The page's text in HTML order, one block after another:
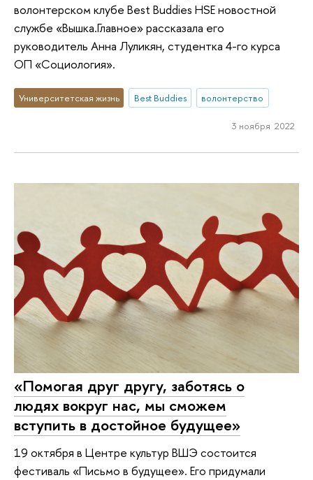
волонтерском клубе Best Buddies HSE новостной
службе «Вышка.Главное» рассказала его
руководитель Анна Луликян, студентка 4-го курса
ОП «Социология».
Университетская жизнь Best Buddies волонтерство
3 ноября 2022
«Помогая друг другу, заботясь о
людях вокруг нас, мы сможем
вступить в достойное будущее»
19 октября в Центре культур ВШЭ состоится
фестиваль «Письмо в будущее». Его придумали